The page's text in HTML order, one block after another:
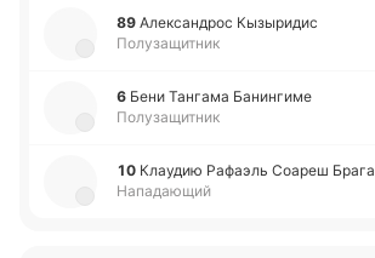
89 Але­кса­ндрос Кы­зы­ри­дис
Полузащитник
6 Бени Та­нга­ма Ба­ни­нги­ме
Полузащитник
10 Клау­дию Ра­фаэль Соареш Брага
Нападающий